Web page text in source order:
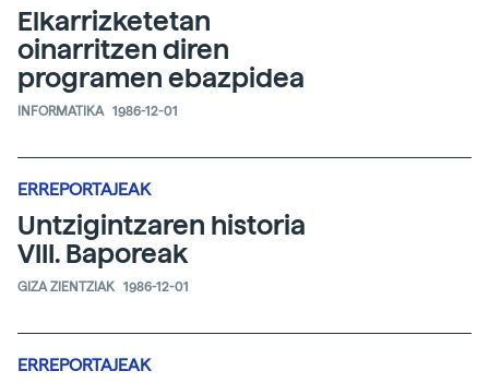
Elkarrizketetan
oinarritzen diren
programen ebazpidea
INFORMATIKA 1986-12-01
ERREPORTAJEAK
Untzigintzaren historia
VIII. Baporeak
GIZA ZIENTZIAK 1986-12-01
ERREPORTAJEAK